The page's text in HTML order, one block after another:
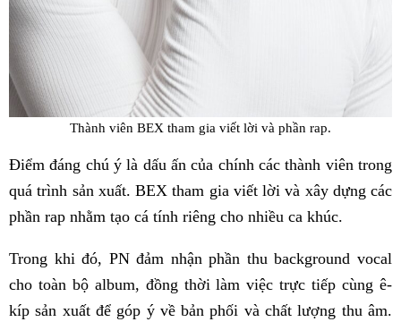
Thành viên BEX tham gia viết lời và phần rap.
Điểm đáng chú ý là dấu ấn của chính các thành viên trong
quá trình sản xuất. BEX tham gia viết lời và xây dựng các
phần rap nhằm tạo cá tính riêng cho nhiều ca khúc.
Trong khi đó, PN đảm nhận phần thu background vocal
cho toàn bộ album, đồng thời làm việc trực tiếp cùng ê-
kíp sản xuất để góp ý về bản phối và chất lượng thu âm.